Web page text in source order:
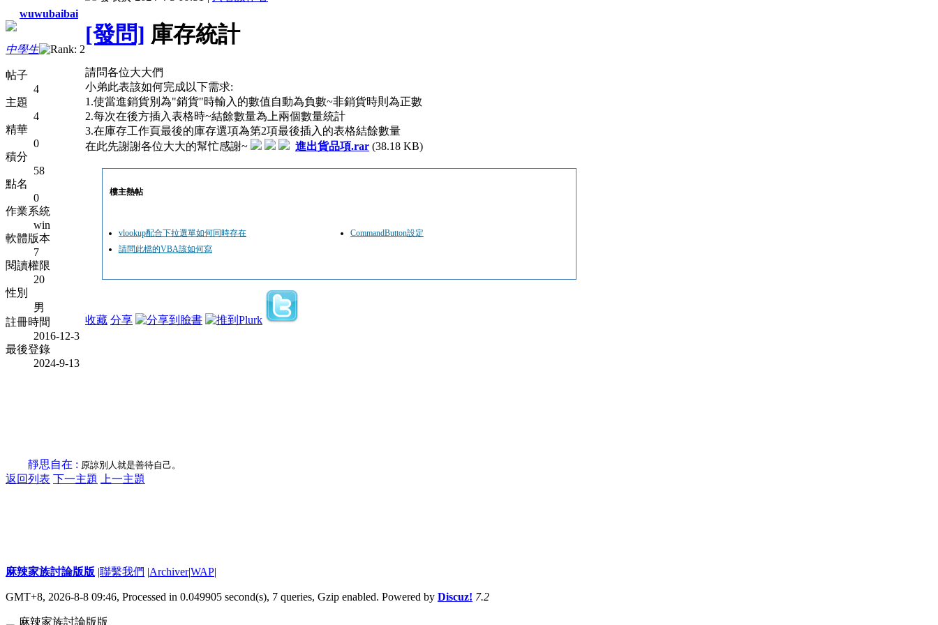
wuwubaibai
中學生
帖子
4
主題
4
精華
0
積分
58
點名
0
作業系統
win
軟體版本
7
閱讀權限
20
性別
男
註冊時間
2016-12-3
最後登錄
2024-9-13
[發問] 庫存統計
請問各位大大們
小弟此表該如何完成以下需求:
1.使當進銷貨別為"銷貨"時輸入的數值自動為負數~非銷貨時則為正數
2.每次在後方插入表格時~結餘數量為上兩個數量統計
3.在庫存工作頁最後的庫存選項為第2項最後插入的表格結餘數量
在此先謝謝各位大大的幫忙感謝~
進出貨品項.rar (38.18 KB)
樓主熱帖
vlookup配合下拉選單如何同時存在
CommandButton設定
請問此檔的VBA該如何寫
收藏 分享
靜思自在 : 原諒別人就是善待自己。
返回列表 下一主題 上一主題
麻辣家族討論版版 |聯繫我們 |Archiver|WAP|
GMT+8, 2026-8-8 09:46, Processed in 0.049905 second(s), 7 queries, Gzip enabled. Powered by Discuz! 7.2
麻辣家族討論版版